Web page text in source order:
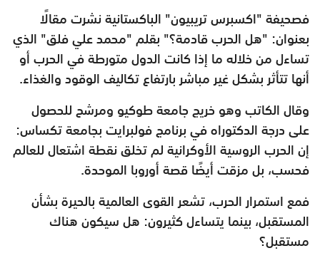
فصحيفة "اكسبرس تريبيون" الباكستانية نشرت مقالًا
بعنوان: "هل الحرب قادمة؟" بقلم "محمد علي فلق" الذي
تساءل من خلاله ما إذا كانت الدول متورطة في الحرب أو
أنها تتأثر بشكل غير مباشر بارتفاع تكاليف الوقود والغذاء.
وقال الكاتب وهو خريج جامعة طوكيو ومرشح للحصول
على درجة الدكتوراه في برنامج فولبرايت بجامعة تكساس:
إن الحرب الروسية الأوكرانية لم تخلق نقطة اشتعال للعالم
فحسب، بل مزقت أيضًا قصة أوروبا الموحدة.
فمع استمرار الحرب، تشعر القوى العالمية بالحيرة بشأن
المستقبل، بينما يتساءل كثيرون: هل سيكون هناك
مستقبل؟